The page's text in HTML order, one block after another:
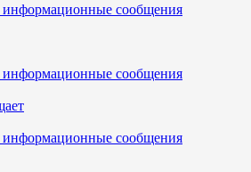
сообщения
сообщения
сообщения